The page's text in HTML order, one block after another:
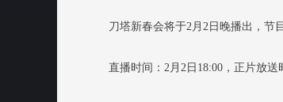
刀塔新春会将于2月2日晚播出，节
直播时间：2月2日18:00，正片放送